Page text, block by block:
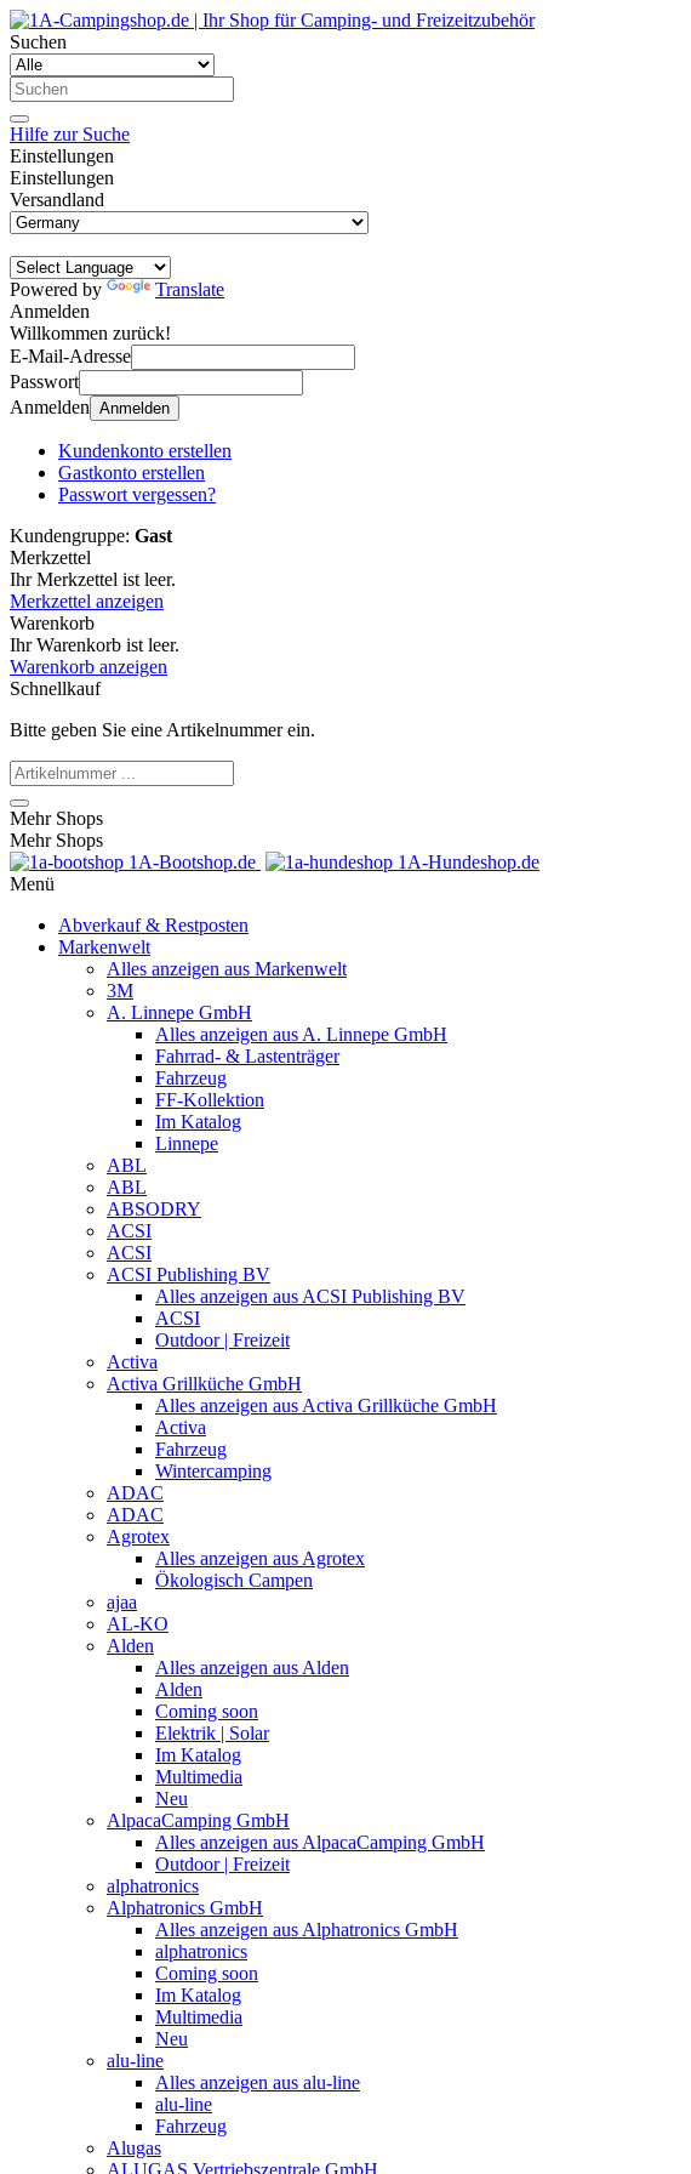
Suchen
Hilfe zur Suche
Einstellungen
Einstellungen
Versandland
Powered by
Translate
Anmelden
Willkommen zurück!
E-Mail-Adresse
Passwort
Anmelden Anmelden
Kundenkonto erstellen
Gastkonto erstellen
Passwort vergessen?
Kundengruppe: Gast
Merkzettel
Ihr Merkzettel ist leer.
Merkzettel anzeigen
Warenkorb
Ihr Warenkorb ist leer.
Warenkorb anzeigen
Schnellkauf
Bitte geben Sie eine Artikelnummer ein.
Mehr Shops
Mehr Shops
1A-Bootshop.de
1A-Hundeshop.de
Menü
Abverkauf & Restposten
Markenwelt
Alles anzeigen aus Markenwelt
3M
A. Linnepe GmbH
Alles anzeigen aus A. Linnepe GmbH
Fahrrad- & Lastenträger
Fahrzeug
FF-Kollektion
Im Katalog
Linnepe
ABL
ABL
ABSODRY
ACSI
ACSI
ACSI Publishing BV
Alles anzeigen aus ACSI Publishing BV
ACSI
Outdoor | Freizeit
Activa
Activa Grillküche GmbH
Alles anzeigen aus Activa Grillküche GmbH
Activa
Fahrzeug
Wintercamping
ADAC
ADAC
Agrotex
Alles anzeigen aus Agrotex
Ökologisch Campen
ajaa
AL-KO
Alden
Alles anzeigen aus Alden
Alden
Coming soon
Elektrik | Solar
Im Katalog
Multimedia
Neu
AlpacaCamping GmbH
Alles anzeigen aus AlpacaCamping GmbH
Outdoor | Freizeit
alphatronics
Alphatronics GmbH
Alles anzeigen aus Alphatronics GmbH
alphatronics
Coming soon
Im Katalog
Multimedia
Neu
alu-line
Alles anzeigen aus alu-line
alu-line
Fahrzeug
Alugas
ALUGAS Vertriebszentrale GmbH